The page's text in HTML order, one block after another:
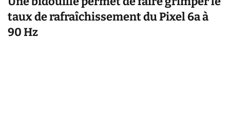
taux de rafraîchissement du Pixel 6a à
90 Hz